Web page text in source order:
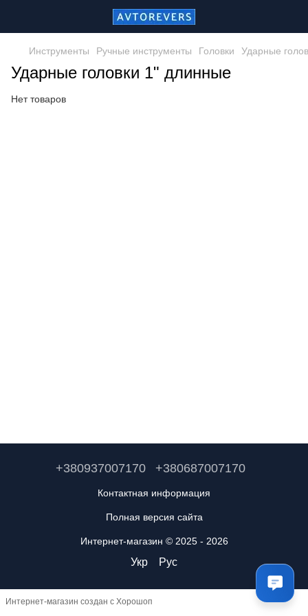
Инструменты Ручные инструменты Головки Ударные
Ударные головки 1" длинные
Нет товаров
+380937007170 +380687007170
Контактная информация
Полная версия сайта
Интернет-магазин © 2025 - 2026
Укр Рус
Интернет-магазин создан с Хорошоп